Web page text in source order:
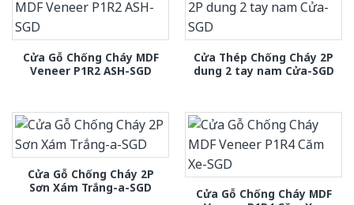
Cửa Gỗ Chống Cháy MDF
Veneer P1R2 ASH-SGD
Cửa Thép Chống Cháy 2P
dung 2 tay nam Cửa-SGD
Cửa Gỗ Chống Cháy 2P
Sơn Xám Trắng-a-SGD
Cửa Gỗ Chống Cháy MDF